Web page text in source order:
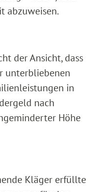
abzuweisen.
der Ansicht, dass
unterbliebenen
in
nach
Höhe
Kläger erfüllte